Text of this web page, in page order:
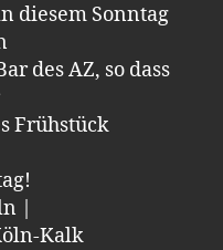
diesem Sonntag
des AZ, so dass
Frühstück
|
Kalk